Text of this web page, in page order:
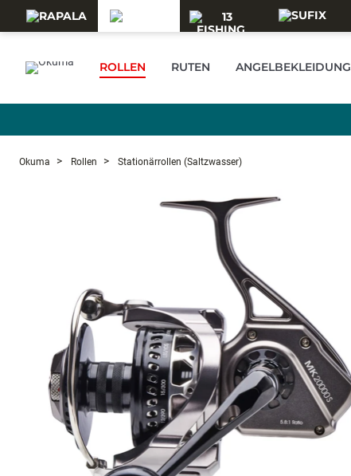
ROLLEN RUTEN ANGELBEKLEIDUNG
Okuma Rollen Stationärrollen (Saltzwasser)